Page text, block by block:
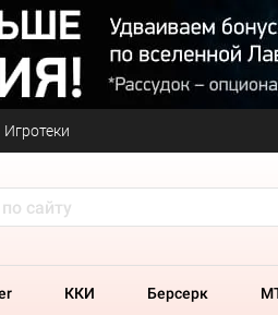
Игротеки
ККИ Берсерк